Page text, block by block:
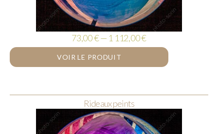
73,00 € — 1 112,00 €
VOIR LE PRODUIT
Rideaux peints